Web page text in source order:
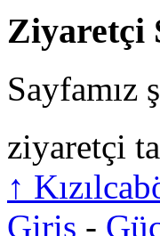
Ziyaretçi
Sayfamız
ziyaretçi
↑
Giriş -